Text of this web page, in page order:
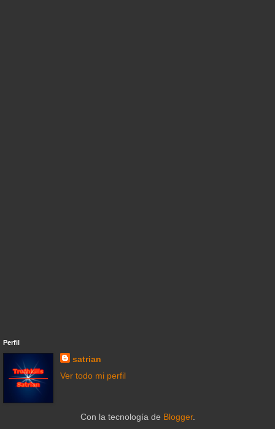
Perfil
satrian
Ver todo mi perfil
Con la tecnología de Blogger.